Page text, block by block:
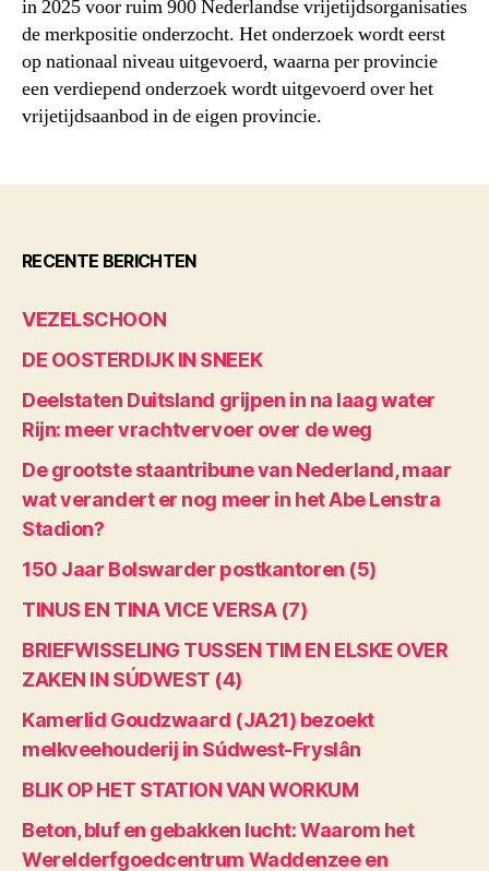
in 2025 voor ruim 900 Nederlandse vrijetijdsorganisaties
de merkpositie onderzocht. Het onderzoek wordt eerst
op nationaal niveau uitgevoerd, waarna per provincie
een verdiepend onderzoek wordt uitgevoerd over het
vrijetijdsaanbod in de eigen provincie.
RECENTE BERICHTEN
VEZELSCHOON
DE OOSTERDIJK IN SNEEK
Deelstaten Duitsland grijpen in na laag water
Rijn: meer vrachtvervoer over de weg
De grootste staantribune van Nederland, maar
wat verandert er nog meer in het Abe Lenstra
Stadion?
150 Jaar Bolswarder postkantoren (5)
TINUS EN TINA VICE VERSA (7)
BRIEFWISSELING TUSSEN TIM EN ELSKE OVER
ZAKEN IN SÚDWEST (4)
Kamerlid Goudzwaard (JA21) bezoekt
melkveehouderij in Súdwest-Fryslân
BLIK OP HET STATION VAN WORKUM
Beton, bluf en gebakken lucht: Waarom het
Werelderfgoedcentrum Waddenzee en